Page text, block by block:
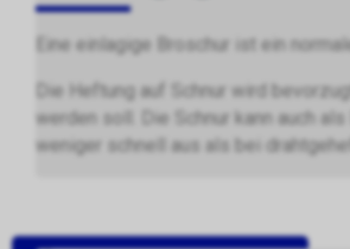
Eine einlagige Broschur ist ein
Die Heftung auf Schnur wird
werden soll. Die Schnur kann auch
weniger schnell aus als bei